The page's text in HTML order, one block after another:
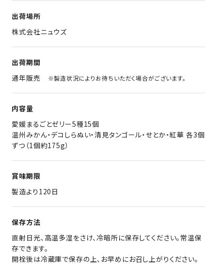
出荷場所
株式会社ニュウズ
出荷期間
通年販売
※製造状況によりお待ちいただく場合がございます。
内容量
愛媛まるごとゼリー5種15個
温州みかん・デコしらぬい・清見タンゴール・せとか・紅華 各3個
ずつ（1個約175g）
賞味期限
製造より120日
保存方法
直射日光、高温多湿をさけ、冷暗所に保存してください。常温保
存できます。
開栓後は冷蔵庫で保存の上、お早めにお召し上がりください。